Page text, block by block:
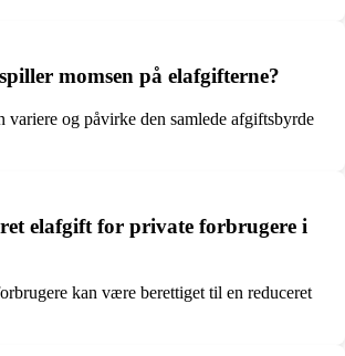
momsen på elafgifterne?
variere og påvirke den samlede afgiftsbyrde
elafgift for private forbrugere i
kan være berettiget til en reduceret